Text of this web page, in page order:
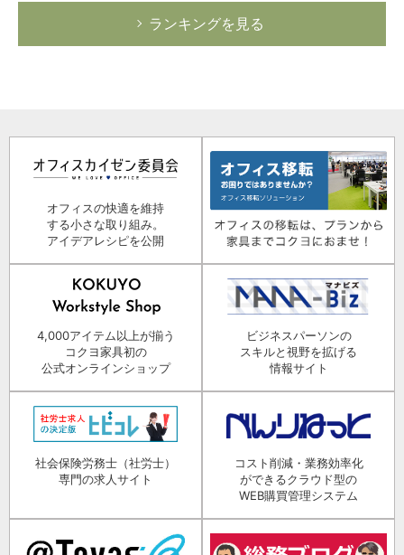
ランキングを見る
オフィスの快適を維持
する小さな取り組み。
アイデアレシピを公開
4,000アイテム以上が揃う
コクヨ家具初の
公式オンラインショップ
ビジネスパーソンの
スキルと視野を拡げる
情報サイト
社会保険労務士（社労士）
専門の求人サイト
コスト削減・業務効率化
ができるクラウド型の
WEB購買管理システム